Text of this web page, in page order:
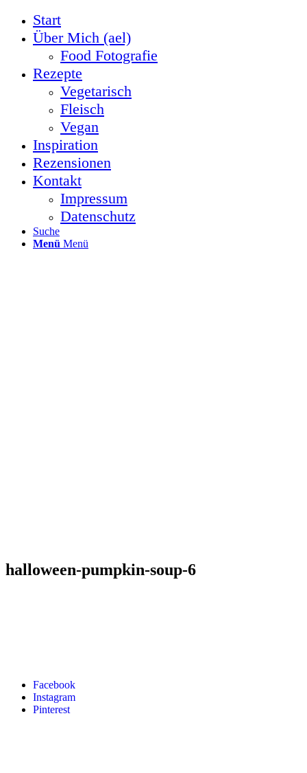
Start
Über Mich (ael)
Food Fotografie
Rezepte
Vegetarisch
Fleisch
Vegan
Inspiration
Rezensionen
Kontakt
Impressum
Datenschutz
Suche
Menü Menü
Facebook
Instagram
Pinterest
halloween-pumpkin-soup-6